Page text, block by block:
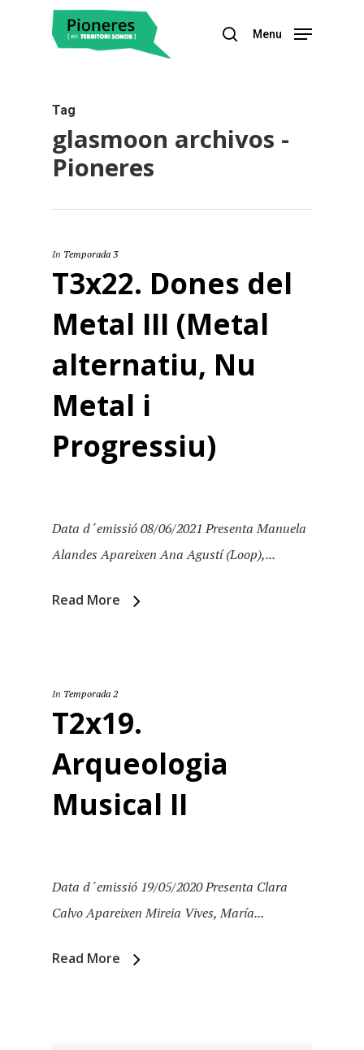
Menu
Tag
glasmoon archivos -
Pioneres
In Temporada 3
T3x22. Dones del
Metal III (Metal
alternatiu, Nu
Metal i
Progressiu)
Data d´emissió 08/06/2021 Presenta Manuela
Alandes Apareixen Ana Agustí (Loop),...
Read More
In Temporada 2
T2x19.
Arqueologia
Musical II
Data d´emissió 19/05/2020 Presenta Clara
Calvo Apareixen Mireia Vives, María...
Read More
Inici
Temporades